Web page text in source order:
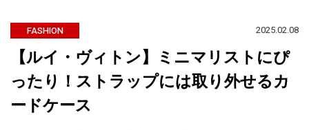
FASHION 2025.02.08
【ルイ・ヴィトン】ミニマリストにぴ
ったり！ストラップには取り外せるカ
ードケース